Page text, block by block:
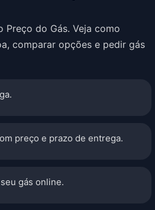
do Gás. Veja como
, comparar opções e pedir gás
preço e prazo de entrega.
gás online.